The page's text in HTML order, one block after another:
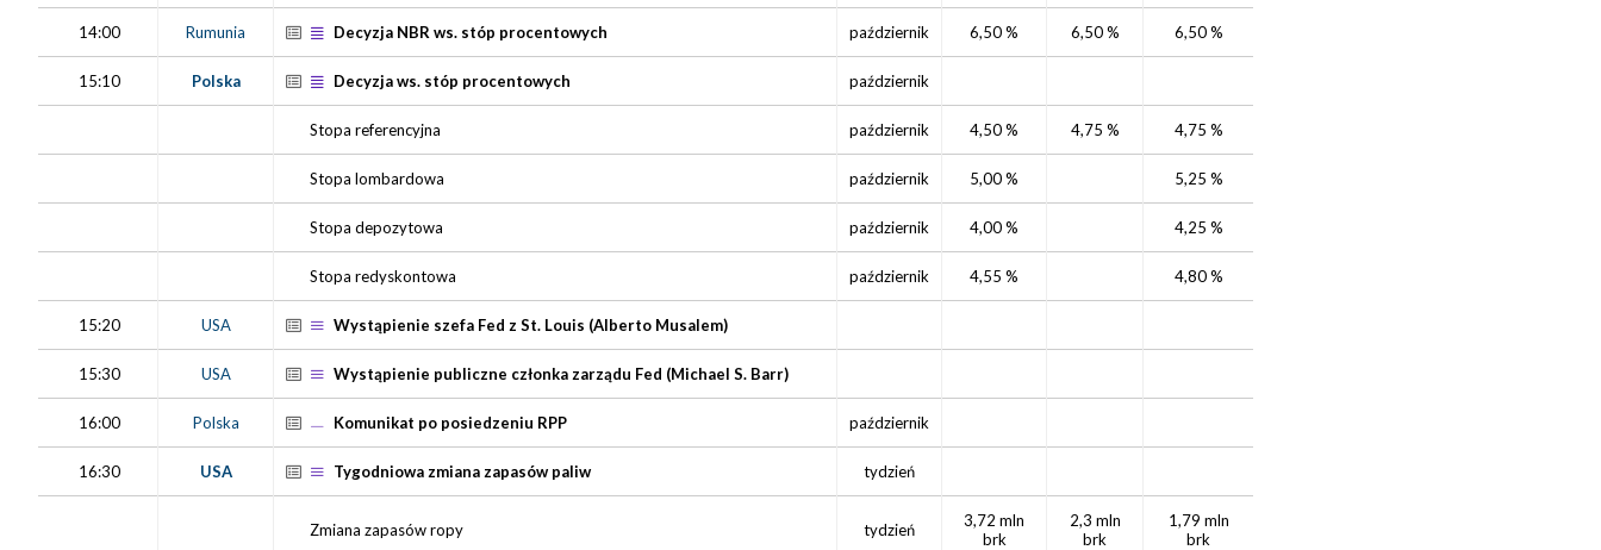
14:00 Rumunia Decyzja NBR ws. stóp procentowych październik 6,50 % 6,50 % 6,50 %
15:10 Polska Decyzja ws. stóp procentowych październik
Stopa referencyjna październik 4,50 % 4,75 % 4,75 %
Stopa lombardowa październik 5,00 % 5,25 %
Stopa depozytowa październik 4,00 % 4,25 %
Stopa redyskontowa październik 4,55 % 4,80 %
15:20 USA Wystąpienie szefa Fed z St. Louis (Alberto Musalem)
15:30 USA Wystąpienie publiczne członka zarządu Fed (Michael S. Barr)
16:00 Polska Komunikat po posiedzeniu RPP październik
16:30 USA Tygodniowa zmiana zapasów paliw tydzień
Zmiana zapasów ropy tydzień
3,72 mln
brk
2,3 mln
brk
1,79 mln
brk